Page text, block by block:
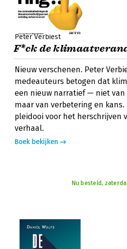
Peter Verbiest
F*ck de
Nieuw verschenen. Peter
medeauteurs betogen dat
een nieuw narratief — niet van
maar van verbetering en
pleidooi voor het herschrijven
verhaal.
Boek bekijken
Nu besteld,